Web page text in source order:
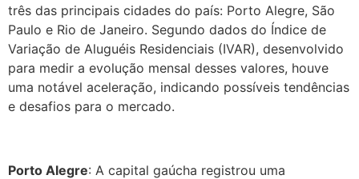
três das principais cidades do país: Porto Alegre, São
Paulo e Rio de Janeiro. Segundo dados do Índice de
Variação de Aluguéis Residenciais (IVAR), desenvolvido
para medir a evolução mensal desses valores, houve
uma notável aceleração, indicando possíveis tendências
e desafios para o mercado.
Porto Alegre: A capital gaúcha registrou uma